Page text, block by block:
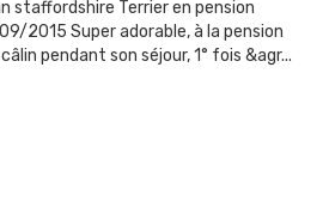
staffordshire Terrier en pension
2015 Super adorable, à la pension
pendant son séjour, 1° fois &agr...